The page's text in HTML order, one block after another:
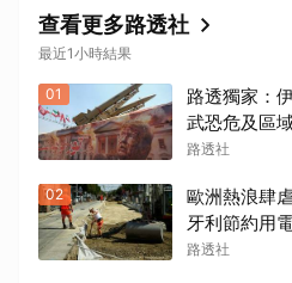
查看更多路透社
最近1小時結果
01
路透獨家：
武恐危及區
路透社
02
歐洲熱浪肆
牙利節約用
路透社